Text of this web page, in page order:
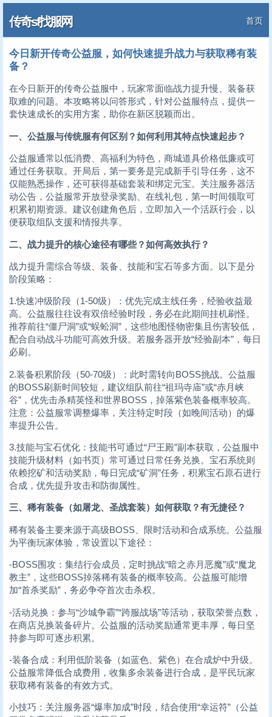
传奇sf找服网 首页
今日新开传奇公益服，如何快速提升战力与获取稀有装
备？
在今日新开的传奇公益服中，玩家常面临战力提升慢、装备获
取难的问题。本攻略将以问答形式，针对公益服特点，提供一
套快速成长的实用方案，助你在新区脱颖而出。
一、公益服与传统服有何区别？如何利用其特点快速起步？
公益服通常以低消费、高福利为特色，商城道具价格低廉或可
通过任务获取。开局后，第一要务是完成新手引导任务，这不
仅能熟悉操作，还可获得基础套装和绑定元宝。关注服务器活
动公告，公益服常开放登录奖励、在线礼包，第一时间领取可
积累初期资源。建议创建角色后，立即加入一个活跃行会，以
便获取组队支援和情报共享。
二、战力提升的核心途径有哪些？如何高效执行？
战力提升需综合等级、装备、技能和宝石等多方面。以下是分
阶段策略：
1.快速冲级阶段（1-50级）：优先完成主线任务，经验收益最
高。公益服往往设有双倍经验时段，务必在此期间挂机刷怪。
推荐前往“僵尸洞”或“蜈蚣洞”，这些地图怪物密集且伤害较低，
配合自动战斗功能可高效升级。若服务器开放“经验副本”，每日
必刷。
2.装备积累阶段（50-70级）：此时需转向BOSS挑战。公益服
的BOSS刷新时间较短，建议组队前往“祖玛寺庙”或“赤月峡
谷”，优先击杀精英怪和世界BOSS，掉落紫色装备概率较高。
注意：公益服常调整爆率，关注特定时段（如晚间活动）的爆
率提升公告。
3.技能与宝石优化：技能书可通过“尸王殿”副本获取，公益服中
技能升级材料（如书页）常可通过日常任务兑换。宝石系统则
依赖挖矿和活动奖励，每日完成“矿洞”任务，积累宝石原石进行
合成，优先提升攻击和防御属性。
三、稀有装备（如屠龙、圣战套装）如何获取？有无捷径？
稀有装备主要来源于高级BOSS、限时活动和合成系统。公益服
为平衡玩家体验，常设置以下途径：
-BOSS围攻：集结行会成员，定时挑战“暗之赤月恶魔”或“魔龙
教主”，这些BOSS掉落稀有装备的概率较高。公益服可能增
加“首杀奖励”，务必争夺首次击杀权。
-活动兑换：参与“沙城争霸”“跨服战场”等活动，获取荣誉点数，
在商店兑换装备碎片。公益服的活动奖励通常更丰厚，每日坚
持参与即可逐步积累。
-装备合成：利用低阶装备（如蓝色、紫色）在合成炉中升级。
公益服常降低合成费用，收集多余装备进行合成，是平民玩家
获取稀有装备的有效方式。
小技巧：关注服务器“爆率加成”时段，结合使用“幸运符”（公益